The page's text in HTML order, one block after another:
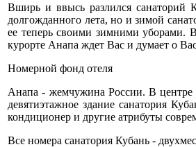
Вширь и ввысь разлился санаторий
долгожданного лета, но и зимой
ее теперь своими зимними уборами.
курорте Анапа ждет Вас и думает о
Номерной фонд отеля
Анапа - жемчужина России. В центре
девятиэтажное здание санатория
кондиционер и другие атрибуты
Все номера санатория Кубань -